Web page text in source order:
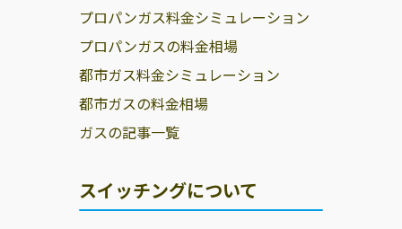
プロパンガス料金シミュレーション
プロパンガスの料金相場
都市ガス料金シミュレーション
都市ガスの料金相場
ガスの記事一覧
スイッチングについて